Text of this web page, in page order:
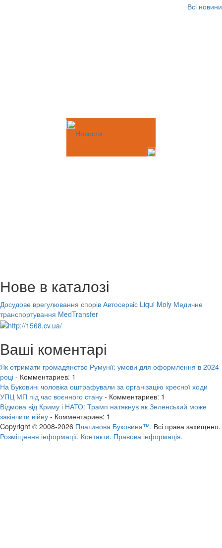
Всі новини
Новости
Нове в каталозі
Досудове врегулювання спорів Автосервіс Liqui Moly Медичне
транспортування MedTransfer
Ваші коментарі
Як отримати громадянство Румунії: умови для оформлення в 2024
році - Комментариев: 1
На Буковині чоловіка оштрафували за організацію хресної ходи
УПЦ МП під час воєнного стану - Комментариев: 1
Відмова від Криму і НАТО: Трамп натякнув як Зеленський може
закінчити війну - Комментариев: 1
Copyright © 2008-2026 Платинова Буковина™. Всі права захищено.
Розміщення інформації. Контакти. Правова інформація.